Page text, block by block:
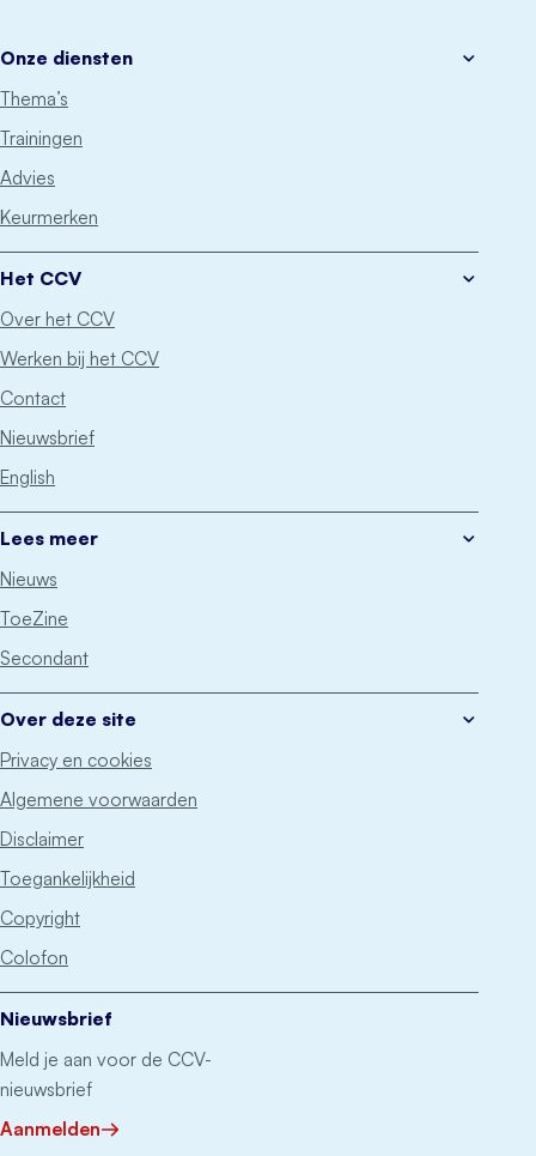
Onze diensten
Thema’s
Trainingen
Advies
Keurmerken
Het CCV
Over het CCV
Werken bij het CCV
Contact
Nieuwsbrief
English
Lees meer
Nieuws
ToeZine
Secondant
Over deze site
Privacy en cookies
Algemene voorwaarden
Disclaimer
Toegankelijkheid
Copyright
Colofon
Nieuwsbrief
Meld je aan voor de CCV-
nieuwsbrief
Aanmelden